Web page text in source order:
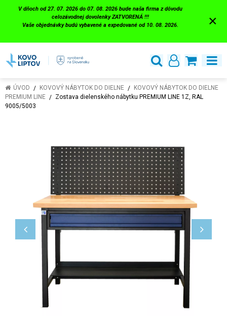
V dňoch od 27. 07. 2026 do 07. 08. 2026 bude naša firma z dôvodu
celozávodnej dovolenky ZATVORENÁ !!!
Vaše objednávky budú vybavené a expedované od 10. 08. 2026.
×
ÚVOD KOVOVÝ NÁBYTOK DO DIELNE
KOVOVÝ NÁBYTOK DO DIELNE
PREMIUM LINE
Zostava dielenského nábytku PREMIUM LINE 1Z, RAL
9005/5003